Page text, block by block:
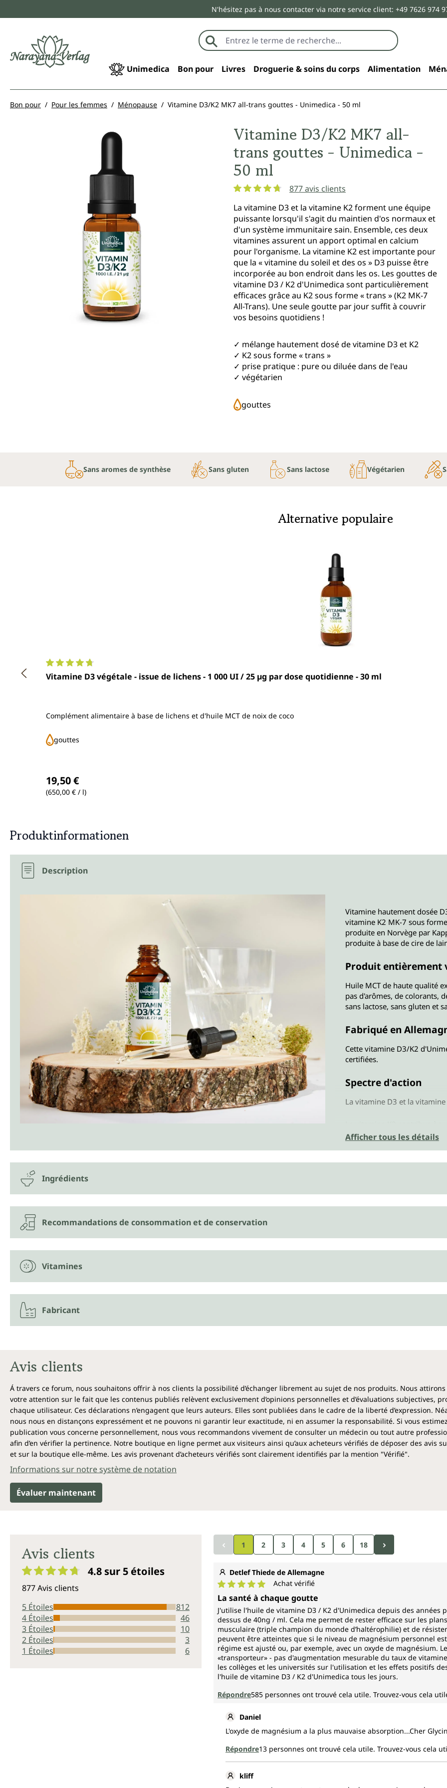
N'hésitez pas à nous contacter via notre service client: +49 7626 974
Unimedica Bon pour Livres Droguerie & soins du corps Alimentation
Bon pour Pour les femmes Ménopause Vitamine D3/K2 MK7 all-trans gouttes - Unimedica - 50 ml
Ignorer la galerie d'images
Vitamine D3/K2 MK7 all-
trans gouttes - Unimedica -
50 ml
877 avis clients
La vitamine D3 et la vitamine K2 forment une équipe
puissante lorsqu'il s'agit du maintien d'os normaux et
d'un système immunitaire sain. Ensemble, ces deux
vitamines assurent un apport optimal en calcium
pour l'organisme. La vitamine K2 est importante pour
que la « vitamine du soleil et des os » D3 puisse être
incorporée au bon endroit dans les os. Les gouttes de
vitamine D3 / K2 d'Unimedica sont particulièrement
efficaces grâce au K2 sous forme « trans » (K2 MK-7
All-Trans). Une seule goutte par jour suffit à couvrir
vos besoins quotidiens !
✓ mélange hautement dosé de vitamine D3 et K2
✓ K2 sous forme « trans »
✓ prise pratique : pure ou diluée dans de l'eau
✓ végétarien
gouttes
Sans aromes de synthèse Sans gluten Sans lactose Végétarien
Alternative populaire
Note moyenne de 4.7 sur 5 étoiles
Vitamine D3 végétale - issue de lichens - 1 000 UI / 25 µg par dose quotidienne - 30 ml
Complément alimentaire à base de lichens et d'huile MCT de noix de coco
gouttes
19,50 €
(650,00 € / l)
Produktinformationen
Description
Vitamine hautement dosée
vitamine K2 MK-7 sous
produite en Norvège par
produite à base de cire de
Produit entièrement
Huile MCT de haute qualité
pas d'arômes, de colorants,
sans lactose, sans gluten et
Fabriqué en
Cette vitamine D3/K2
certifiées.
Spectre d'action
La vitamine D3 et la
l'absorption et à
la fonction
La vitamine D joue
Afficher tous les détails
Ingrédients
Recommandations de consommation et de conservation
Vitamines
Fabricant
Avis clients
Á travers ce forum, nous souhaitons offrir à nos clients la possibilité d’échanger librement au sujet de nos produits. Nous
votre attention sur le fait que les contenus publiés relèvent exclusivement d’opinions personnelles et d’évaluations subjectives,
chaque utilisateur. Ces déclarations n’engagent que leurs auteurs. Elles sont publiées dans le cadre de la liberté d’expression.
nous nous en distançons expressément et ne pouvons ni garantir leur exactitude, ni en assumer la responsabilité. Si vous
publication vous concerne personnellement, nous vous recommandons vivement de consulter un médecin ou tout autre
afin d’en vérifier la pertinence. Notre boutique en ligne permet aux visiteurs ainsi qu’aux acheteurs vérifiés de déposer des avis
et sur la boutique elle-même. Les avis provenant d’acheteurs vérifiés sont clairement identifiés par la mention "Vérifié".
Informations sur notre système de notation
Évaluer maintenant
Avis clients
4.8 sur 5 étoiles
877 Avis clients
5 Étoiles
812
4 Étoiles
46
3 Étoiles
10
2 Étoiles
3
1 Étoiles
6
1 Page
2 Page
3 Page
4 Page
5 Page
6 18
Detlef Thiede de Allemagne
Note moyenne de 5 sur 5 étoiles
Achat vérifié
La santé à chaque goutte
J'utilise l'huile de vitamine D3 / K2 d'Unimedica depuis des
dessus de 40ng / ml. Cela me permet de rester efficace sur les
musculaire (triple champion du monde d’haltérophilie) et de
peuvent être atteintes que si le niveau de magnésium personnel
régime est ajusté ou, par exemple, avec un oxyde de magnésium.
«transporteur» - pas d'augmentation mesurable du taux de
les collèges et les universités sur l'utilisation et les effets positifs
l'huile de vitamine D3 / K2 d'Unimedica tous les jours.
Répondre585 personnes ont trouvé cela utile. Trouvez-vous cela
Daniel
L'oxyde de magnésium a la plus mauvaise absorption...Cher
Répondre13 personnes ont trouvé cela utile. Trouvez-vous cela
kliff